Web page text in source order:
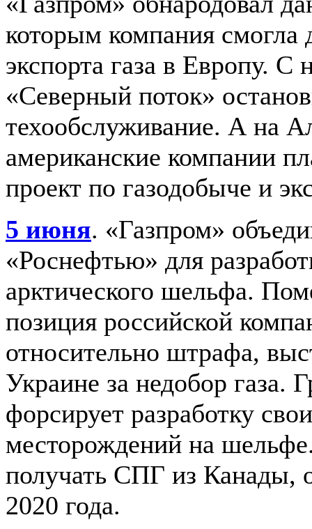
которым компания смогла
экспорта газа в Европу. С
«Северный поток»
техообслуживание. А на
американские компании
проект по газодобыче и
5 июня. «Газпром»
«Роснефтью» для
арктического шельфа.
позиция российской
относительно штрафа,
Украине за недобор газа.
форсирует разработку
месторождений на
получать СПГ из Канады,
2020 года.